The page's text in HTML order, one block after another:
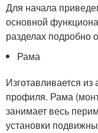
Для начала
основной
разделах подробно
Рама
Изготавливается
профиля. Рама
занимает весь
установки